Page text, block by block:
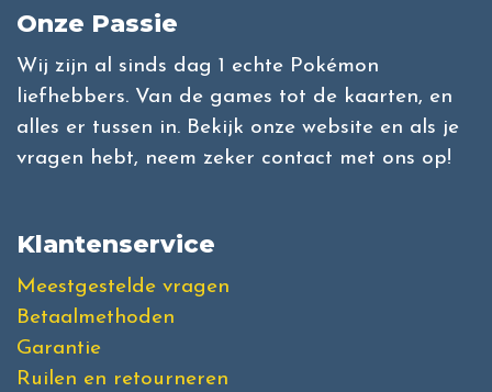
Onze Passie
Wij zijn al sinds dag 1 echte Pokémon
liefhebbers. Van de games tot de kaarten, en
alles er tussen in. Bekijk onze website en als je
vragen hebt, neem zeker contact met ons op!
Klantenservice
Meestgestelde vragen
Betaalmethoden
Garantie
Ruilen en retourneren